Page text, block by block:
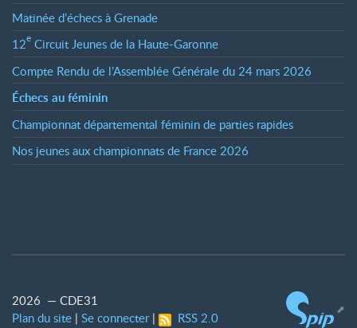
Matinée d’échecs à Grenade
12e Circuit Jeunes de la Haute-Garonne
Compte Rendu de l’Assemblée Générale du 24 mars 2026
Échecs au féminin
Championnat départemental féminin de parties rapides
Nos jeunes aux championnats de France 2026
2026 — CDE31
Plan du site | Se connecter| RSS 2.0